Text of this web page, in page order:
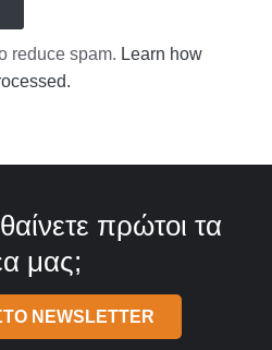
reduce spam. Learn how
πρώτοι τα
μας;
NEWSLETTER